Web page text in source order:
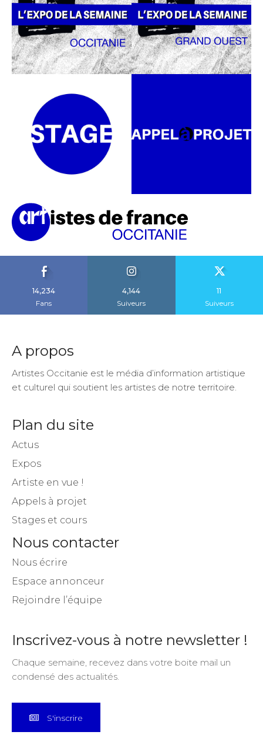
14,234
Fans
4,144
Suiveurs
11
Suiveurs
A propos
Artistes Occitanie est le média d’information artistique
et culturel qui soutient les artistes de notre territoire.
Plan du site
Actus
Expos
Artiste en vue !
Appels à projet
Stages et cours
Nous contacter
Nous écrire
Espace annonceur
Rejoindre l’équipe
Inscrivez-vous à notre newsletter !
Chaque semaine, recevez dans votre boite mail un
condensé des actualités.
S'inscrire